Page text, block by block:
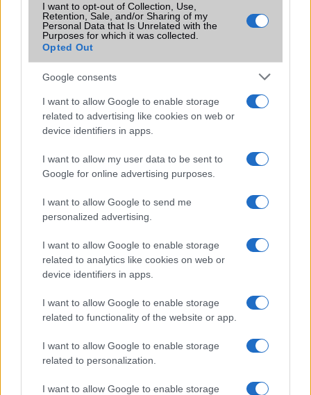
I want to opt-out of Collection, Use,
Retention, Sale, and/or Sharing of my
Personal Data that Is Unrelated with the
Purposes for which it was collected.
Opted Out
Google consents
I want to allow Google to enable storage
related to advertising like cookies on web or
device identifiers in apps.
I want to allow my user data to be sent to
Google for online advertising purposes.
I want to allow Google to send me
personalized advertising.
I want to allow Google to enable storage
related to analytics like cookies on web or
device identifiers in apps.
I want to allow Google to enable storage
related to functionality of the website or app.
I want to allow Google to enable storage
related to personalization.
I want to allow Google to enable storage
Autózás – önvezető autók, okos úttest, gyorsan
átprogramozható közlekedési lámpák.
Távdiagnosztika – például az egészségügyben nem
kell az orvosnak a beteg mellett lenni ahhoz, hogy
megkapja az adott orvosi eszköz adatait (valós
Ipari automatizálás – egy-egy ember akár 4-5
területet is tud felügyelni és szükség esetén
Szórakoztató ipar – egy-egy játék lejátszására nem
kell egész erőművet üzemeltetni. Elég csak az
adott részletet letölteni és futtatni. Ez például a
nagyobb háttértár igényű, vagy nagy grafika
Kereskedelem – lehetőség van egy olyan bolt
üzemeltetésére, ahol az árcédulák például
központilag vezéreltek. Azaz egy-egy termék
elfogyásakor az árcédula is törlődik. Illetve a bolt
előre jelzi azt, hogy az adott áruból kritikus szintre
süllyedt a készlet…
Okos városok – lehetőség van a forgalom
dinamikus terelésére, a baleset miatt bedugult